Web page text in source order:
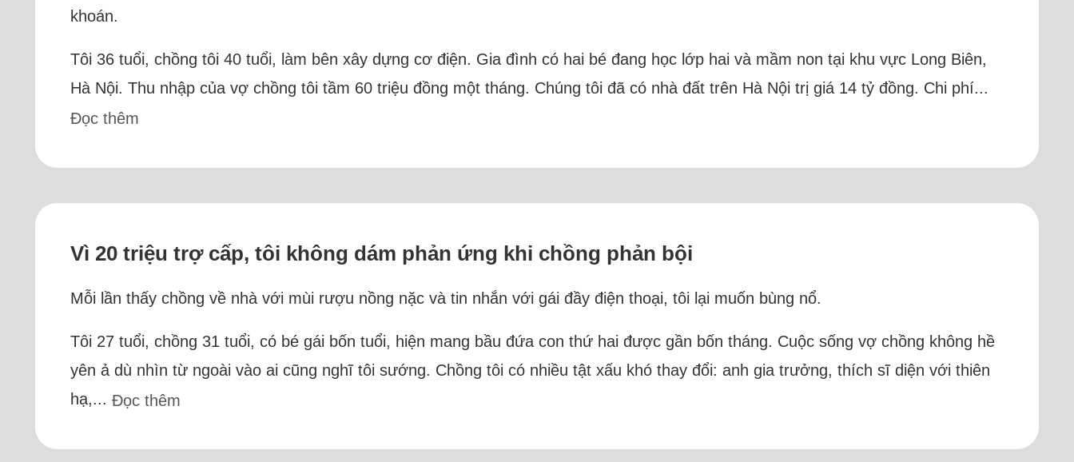
khoán.
Tôi 36 tuổi, chồng tôi 40 tuổi, làm bên xây dựng cơ điện. Gia đình có hai bé đang học lớp hai và mầm non tại khu vực Long Biên,
Hà Nội. Thu nhập của vợ chồng tôi tầm 60 triệu đồng một tháng. Chúng tôi đã có nhà đất trên Hà Nội trị giá 14 tỷ đồng. Chi phí...
Đọc thêm
Vì 20 triệu trợ cấp, tôi không dám phản ứng khi chồng phản bội
Mỗi lần thấy chồng về nhà với mùi rượu nồng nặc và tin nhắn với gái đầy điện thoại, tôi lại muốn bùng nổ.
Tôi 27 tuổi, chồng 31 tuổi, có bé gái bốn tuổi, hiện mang bầu đứa con thứ hai được gần bốn tháng. Cuộc sống vợ chồng không hề
yên ả dù nhìn từ ngoài vào ai cũng nghĩ tôi sướng. Chồng tôi có nhiều tật xấu khó thay đổi: anh gia trưởng, thích sĩ diện với thiên
hạ,... Đọc thêm